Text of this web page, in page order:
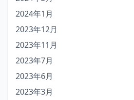
2024年1月
2023年12月
2023年11月
2023年7月
2023年6月
2023年3月